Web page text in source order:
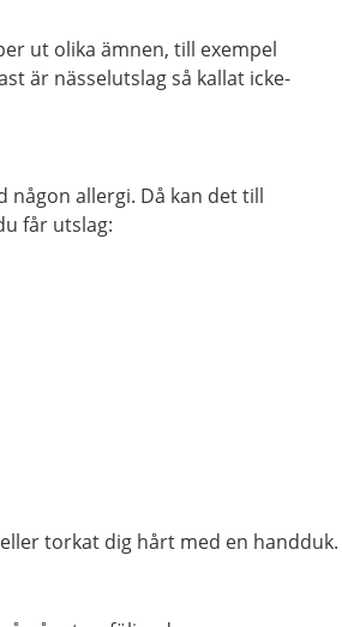
ut olika ämnen, till exempel
är nässelutslag så kallat icke-
någon allergi. Då kan det till
får utslag:
torkat dig hårt med en handduk.